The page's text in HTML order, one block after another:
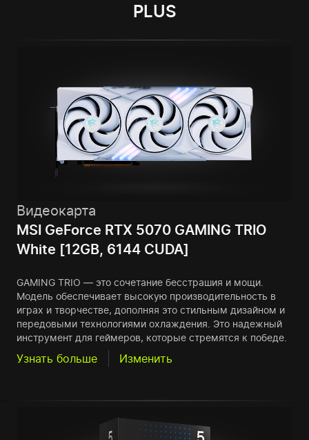
PLUS
Видеокарта
MSI GeForce RTX 5070 GAMING TRIO
White [12GB, 6144 CUDA]
GAMING TRIO — это сочетание бесстрашия и мощи.
Модель обеспечивает высокую производительность в
играх и творчестве, дополняя это стильным дизайном и
передовыми технологиями охлаждения. Это надежный
инструмент для геймеров, которые стремятся к победе.
Узнать больше Изменить